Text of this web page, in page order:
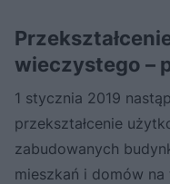
wieczystego –
1 stycznia 2019
przekształcenie
zabudowanych
mieszkań i domów na